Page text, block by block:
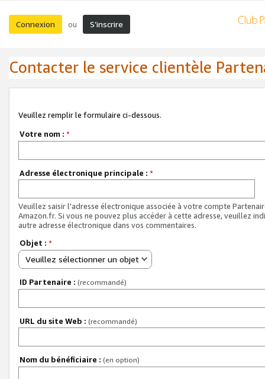
Connexion ou S’inscrire
Contacter le service clientèle
Veuillez remplir le formulaire ci-dessous.
Votre nom : *
Adresse électronique principale : *
Veuillez saisir l'adresse électronique associée à votre compte
Amazon.fr. Si vous ne pouvez plus accéder à cette adresse, veuillez
autre adresse électronique dans vos commentaires.
Objet : *
Veuillez sélectionner un objet
ID Partenaire : (recommandé)
URL du site Web : (recommandé)
Nom du bénéficiaire : (en option)